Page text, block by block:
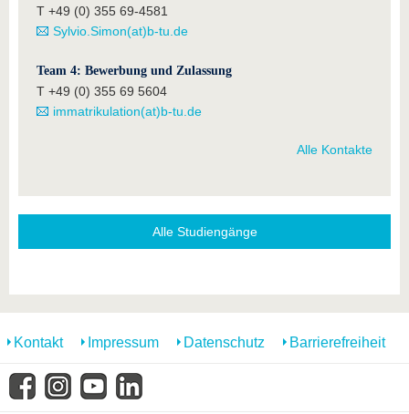
T +49 (0) 355 69-4581
Sylvio.Simon(at)b-tu.de
Team 4: Bewerbung und Zulassung
T +49 (0) 355 69 5604
immatrikulation(at)b-tu.de
Alle Kontakte
Alle Studiengänge
Kontakt Impressum Datenschutz Barrierefreiheit